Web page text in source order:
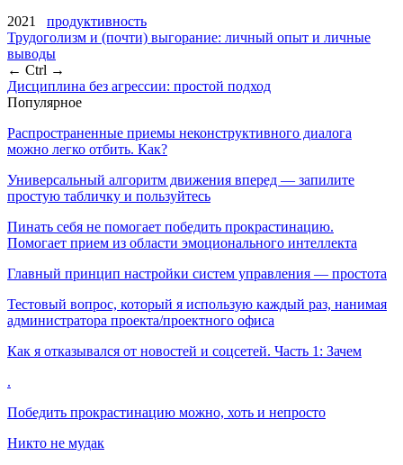
2021
продуктивность
Трудоголизм и (почти) выгорание: личный опыт и личные
выводы
← Ctrl →
Дисциплина без агрессии: простой подход
Популярное
Распространенные приемы неконструктивного диалога
можно легко отбить. Как?
Универсальный алгоритм движения вперед — запилите
простую табличку и пользуйтесь
Пинать себя не помогает победить прокрастинацию.
Помогает прием из области эмоционального интеллекта
Главный принцип настройки систем управления — простота
Тестовый вопрос, который я использую каждый раз, нанимая
администратора проекта/проектного офиса
Как я отказывался от новостей и соцсетей. Часть 1: Зачем
.
Победить прокрастинацию можно, хоть и непросто
Никто не мудак